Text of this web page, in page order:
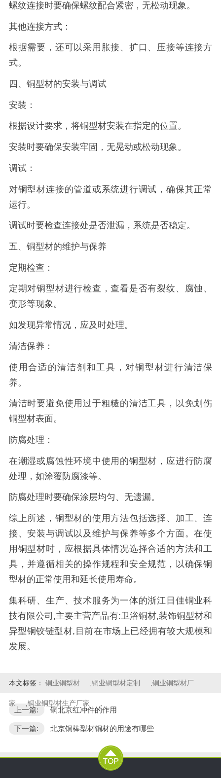
螺纹连接时要确保螺纹配合紧密，无松动现象。
其他连接方式：
根据需要，还可以采用胀接、扩口、压接等连接方
式。
四、铜型材的安装与调试
安装：
根据设计要求，将铜型材安装在指定的位置。
安装时要确保安装牢固，无晃动或松动现象。
调试：
对铜型材连接的管道或系统进行调试，确保其正常
运行。
调试时要检查连接处是否泄漏，系统是否稳定。
五、铜型材的维护与保养
定期检查：
定期对铜型材进行检查，查看是否有裂纹、腐蚀、
变形等现象。
如发现异常情况，应及时处理。
清洁保养：
使用合适的清洁剂和工具，对铜型材进行清洁保
养。
清洁时要避免使用过于粗糙的清洁工具，以免划伤
铜型材表面。
防腐处理：
在潮湿或腐蚀性环境中使用的铜型材，应进行防腐
处理，如涂覆防腐漆等。
防腐处理时要确保涂层均匀、无遗漏。
综上所述，铜型材的使用方法包括选择、加工、连
接、安装与调试以及维护与保养等多个方面。在使
用铜型材时，应根据具体情况选择合适的方法和工
具，并遵循相关的操作规程和安全规范，以确保铜
型材的正常使用和延长使用寿命。
集科研、生产、技术服务为一体的浙江日佳铜业科
技有限公司,主要主营产品有:卫浴铜材,装饰铜型材和
异型铜铰链型材,目前在市场上已经拥有较大规模和
发展。
本文标签： 铜业铜型材 ,铜业铜型材定制 铜业铜型材厂
家 ,铜业铜型材生产厂家
上一篇: 铜北京红冲件的作用
下一篇: 北京铜棒型材铜材的用途有哪些